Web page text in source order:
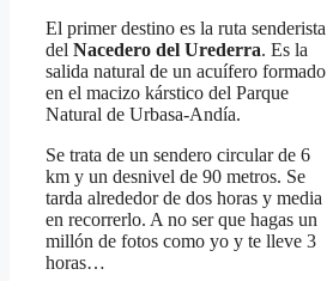
El primer destino es la ruta senderista
del Nacedero del Urederra. Es la
salida natural de un acuífero formado
en el macizo kárstico del Parque
Natural de Urbasa-Andía.
Se trata de un sendero circular de 6
km y un desnivel de 90 metros. Se
tarda alrededor de dos horas y media
en recorrerlo. A no ser que hagas un
millón de fotos como yo y te lleve 3
horas…